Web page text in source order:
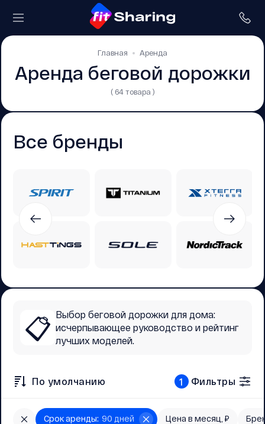
Главная Аренда
Аренда беговой дорожки
( 64 товара )
Все бренды
📋 Выбор беговой дорожки для дома:
исчерпывающее руководство и рейтинг
лучших моделей.
По умолчанию 1 Фильтры
Срок аренды: 90 дней Цена в месяц, ₽